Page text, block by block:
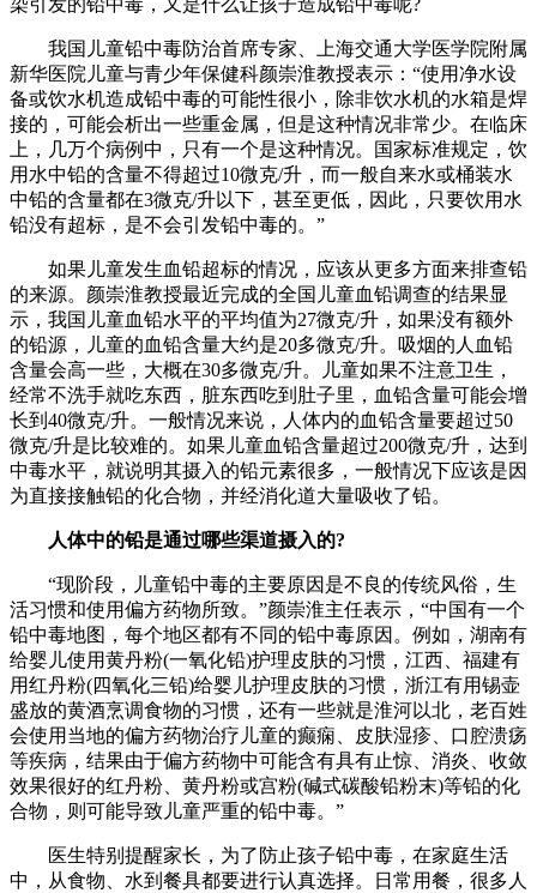
我国儿童铅中毒防治首席专家、上海交通大学医学院附属
新华医院儿童与青少年保健科颜崇淮教授表示：“使用净水设
备或饮水机造成铅中毒的可能性很小，除非饮水机的水箱是焊
接的，可能会析出一些重金属，但是这种情况非常少。在临床
上，几万个病例中，只有一个是这种情况。国家标准规定，饮
用水中铅的含量不得超过10微克/升，而一般自来水或桶装水
中铅的含量都在3微克/升以下，甚至更低，因此，只要饮用水
铅没有超标，是不会引发铅中毒的。”
如果儿童发生血铅超标的情况，应该从更多方面来排查铅
的来源。颜崇淮教授最近完成的全国儿童血铅调查的结果显
示，我国儿童血铅水平的平均值为27微克/升，如果没有额外
的铅源，儿童的血铅含量大约是20多微克/升。吸烟的人血铅
含量会高一些，大概在30多微克/升。儿童如果不注意卫生，
经常不洗手就吃东西，脏东西吃到肚子里，血铅含量可能会增
长到40微克/升。一般情况来说，人体内的血铅含量要超过50
微克/升是比较难的。如果儿童血铅含量超过200微克/升，达到
中毒水平，就说明其摄入的铅元素很多，一般情况下应该是因
为直接接触铅的化合物，并经消化道大量吸收了铅。
人体中的铅是通过哪些渠道摄入的?
“现阶段，儿童铅中毒的主要原因是不良的传统风俗，生
活习惯和使用偏方药物所致。”颜崇淮主任表示，“中国有一个
铅中毒地图，每个地区都有不同的铅中毒原因。例如，湖南有
给婴儿使用黄丹粉(一氧化铅)护理皮肤的习惯，江西、福建有
用红丹粉(四氧化三铅)给婴儿护理皮肤的习惯，浙江有用锡壶
盛放的黄酒烹调食物的习惯，还有一些就是淮河以北，老百姓
会使用当地的偏方药物治疗儿童的癫痫、皮肤湿疹、口腔溃疡
等疾病，结果由于偏方药物中可能含有具有止惊、消炎、收敛
效果很好的红丹粉、黄丹粉或宫粉(碱式碳酸铅粉末)等铅的化
合物，则可能导致儿童严重的铅中毒。”
医生特别提醒家长，为了防止孩子铅中毒，在家庭生活
中，从食物、水到餐具都要进行认真选择。日常用餐，很多人